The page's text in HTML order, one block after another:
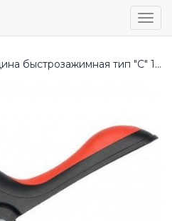
Струбцина быстрозажимная тип "С" 100 мм "YATO"